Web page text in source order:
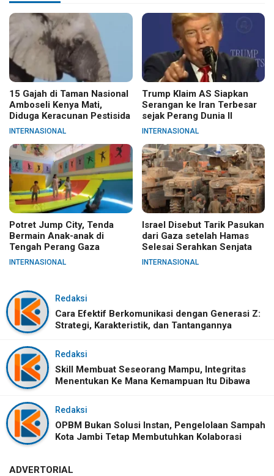
15 Gajah di Taman Nasional
Amboseli Kenya Mati,
Diduga Keracunan Pestisida
INTERNASIONAL
Trump Klaim AS Siapkan
Serangan ke Iran Terbesar
sejak Perang Dunia II
INTERNASIONAL
Potret Jump City, Tenda
Bermain Anak-anak di
Tengah Perang Gaza
INTERNASIONAL
Israel Disebut Tarik Pasukan
dari Gaza setelah Hamas
Selesai Serahkan Senjata
INTERNASIONAL
Redaksi
Cara Efektif Berkomunikasi dengan Generasi Z:
Strategi, Karakteristik, dan Tantangannya
Redaksi
Skill Membuat Seseorang Mampu, Integritas
Menentukan Ke Mana Kemampuan Itu Dibawa
Redaksi
OPBM Bukan Solusi Instan, Pengelolaan Sampah
Kota Jambi Tetap Membutuhkan Kolaborasi
ADVERTORIAL